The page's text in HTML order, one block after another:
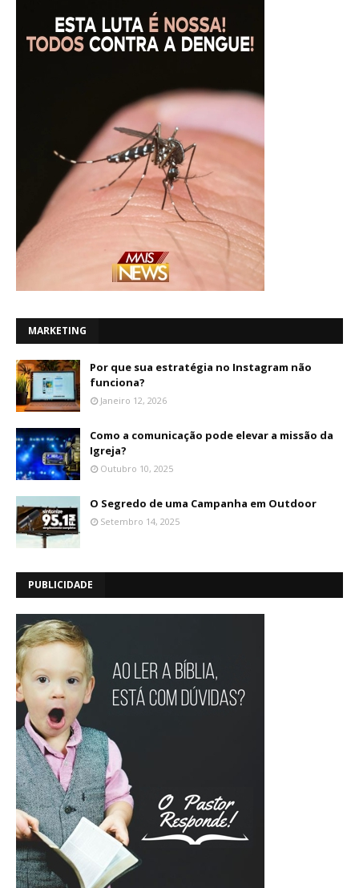
MARKETING
Por que sua estratégia no Instagram não
funciona?
Janeiro 12, 2026
Como a comunicação pode elevar a missão da
Igreja?
Outubro 10, 2025
O Segredo de uma Campanha em Outdoor
Setembro 14, 2025
PUBLICIDADE